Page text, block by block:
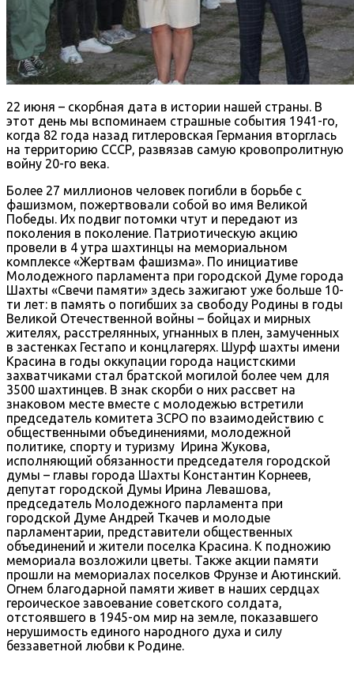
22 июня – скорбная дата в истории нашей страны. В
этот день мы вспоминаем страшные события 1941-го,
когда 82 года назад гитлеровская Германия вторглась
на территорию СССР, развязав самую кровопролитную
войну 20-го века.
Более 27 миллионов человек погибли в борьбе с
фашизмом, пожертвовали собой во имя Великой
Победы. Их подвиг потомки чтут и передают из
поколения в поколение. Патриотическую акцию
провели в 4 утра шахтинцы на мемориальном
комплексе «Жертвам фашизма». По инициативе
Молодежного парламента при городской Думе города
Шахты «Свечи памяти» здесь зажигают уже больше 10-
ти лет: в память о погибших за свободу Родины в годы
Великой Отечественной войны – бойцах и мирных
жителях, расстрелянных, угнанных в плен, замученных
в застенках Гестапо и концлагерях. Шурф шахты имени
Красина в годы оккупации города нацистскими
захватчиками стал братской могилой более чем для
3500 шахтинцев. В знак скорби о них рассвет на
знаковом месте вместе с молодежью встретили
председатель комитета ЗСРО по взаимодействию с
общественными объединениями, молодежной
политике, спорту и туризму Ирина Жукова,
исполняющий обязанности председателя городской
думы – главы города Шахты Константин Корнеев,
депутат городской Думы Ирина Левашова,
председатель Молодежного парламента при
городской Думе Андрей Ткачев и молодые
парламентарии, представители общественных
объединений и жители поселка Красина. К подножию
мемориала возложили цветы. Также акции памяти
прошли на мемориалах поселков Фрунзе и Аютинский.
Огнем благодарной памяти живет в наших сердцах
героическое завоевание советского солдата,
отстоявшего в 1945-ом мир на земле, показавшего
нерушимость единого народного духа и силу
беззаветной любви к Родине.